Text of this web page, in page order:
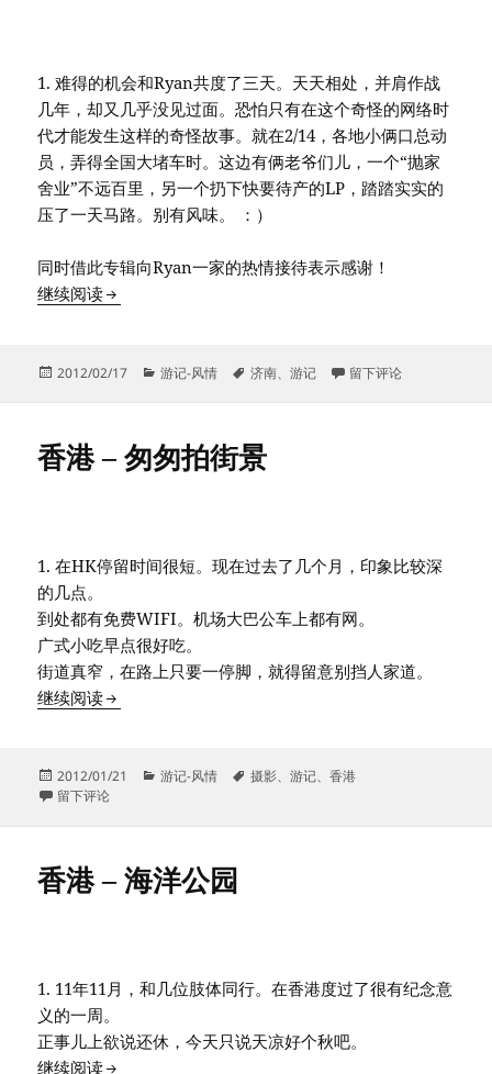
1. 难得的机会和Ryan共度了三天。天天相处，并肩作战
几年，却又几乎没见过面。恐怕只有在这个奇怪的网络时
代才能发生这样的奇怪故事。就在2/14，各地小俩口总动
员，弄得全国大堵车时。这边有俩老爷们儿，一个“抛家
舍业”不远百里，另一个扔下快要待产的LP，踏踏实实的
压了一天马路。别有风味。 ：）
同时借此专辑向Ryan一家的热情接待表示感谢！
继续阅读济南游记－两个老爷们儿的2/14－之一
发
2012/02/17
分
游记-风情
标
济南、游记 于济南游记－两个老爷
留下评论
香港 – 匆匆拍街景
1. 在HK停留时间很短。现在过去了几个月，印象比较深
的几点。
到处都有免费WIFI。机场大巴公车上都有网。
广式小吃早点很好吃。
街道真窄，在路上只要一停脚，就得留意别挡人家道。
继续阅读香港 – 匆匆拍街景
发
布
2012/01/21
分
游记-风情
标
摄影、游记、香港
于香港 – 匆匆拍街景
留下评论
香港 – 海洋公园
1. 11年11月，和几位肢体同行。在香港度过了很有纪念意
义的一周。
正事儿上欲说还休，今天只说天凉好个秋吧。
继续阅读香港 – 海洋公园